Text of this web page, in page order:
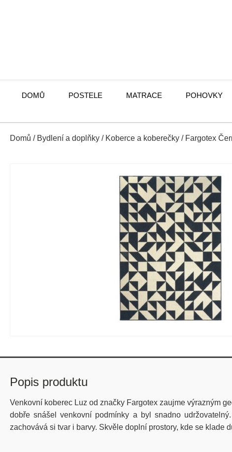
DOMŮ POSTELE MATRACE POHOVKY
Domů / Bydlení a doplňky / Koberce a koberečky / Fargotex
Popis produktu
Venkovní koberec Luz od značky Fargotex zaujme výrazným
dobře snášel venkovní podmínky a byl snadno
zachovává si tvar i barvy. Skvěle doplní prostory, kde se klade